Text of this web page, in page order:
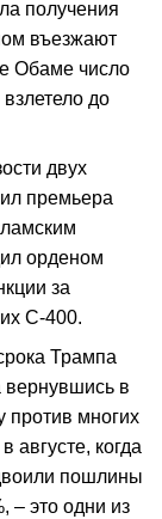
получения
въезжают
Обаме число
до
двух
премьера
орденом
за
С-400.
Трампа
вернувшись в
против многих
августе, когда
пошлины
– это одни из